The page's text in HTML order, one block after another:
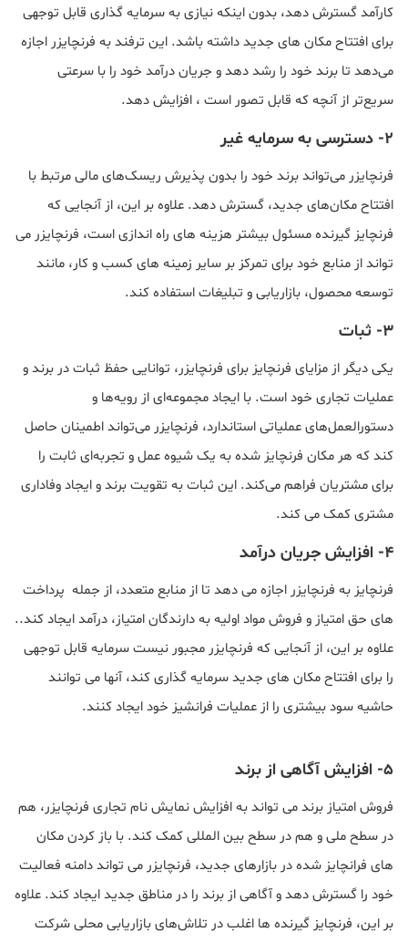
کارآمد گسترش دهد، بدون اینکه نیازی به سرمایه گذاری قابل توجهی
برای افتتاح مکان های جدید داشته باشد. این ترفند به فرنچایزر اجازه
می‌دهد تا برند خود را رشد دهد و جریان درآمد خود را با سرعتی
سریع‌تر از آنچه که قابل تصور است ، افزایش دهد.
2- دسترسی به سرمایه غیر
فرنچایزر می‌تواند برند خود را بدون پذیرش ریسک‌های مالی مرتبط با
افتتاح مکان‌های جدید، گسترش دهد. علاوه بر این، از آنجایی که
فرنچایز گیرنده مسئول بیشتر هزینه های راه اندازی است، فرنچایزر می
تواند از منابع خود برای تمرکز بر سایر زمینه های کسب و کار، مانند
توسعه محصول، بازاریابی و تبلیغات استفاده کند.
3- ثبات
یکی دیگر از مزایای فرنچایز برای فرنچایزر، توانایی حفظ ثبات در برند و
عملیات تجاری خود است. با ایجاد مجموعه‌ای از رویه‌ها و
دستورالعمل‌های عملیاتی استاندارد، فرنچایزر می‌تواند اطمینان حاصل
کند که هر مکان فرنچایز شده به یک شیوه عمل و تجربه‌ای ثابت را
برای مشتریان فراهم می‌کند. این ثبات به تقویت برند و ایجاد وفاداری
مشتری کمک می کند.
4- افزایش جریان درآمد
فرنچایز به فرنچایزر اجازه می دهد تا از منابع متعدد، از جمله پرداخت
های حق امتیاز و فروش مواد اولیه به دارندگان امتیاز، درآمد ایجاد کند..
علاوه بر این، از آنجایی که فرنچایزر مجبور نیست سرمایه قابل توجهی
را برای افتتاح مکان های جدید سرمایه گذاری کند، آنها می توانند
حاشیه سود بیشتری را از عملیات فرانشیز خود ایجاد کنند.
5- افزایش آگاهی از برند
فروش امتیاز برند می تواند به افزایش نمایش نام تجاری فرنچایزر، هم
در سطح ملی و هم در سطح بین المللی کمک کند. با باز کردن مکان
های فرانچایز شده در بازارهای جدید، فرنچایزر می تواند دامنه فعالیت
خود را گسترش دهد و آگاهی از برند را در مناطق جدید ایجاد کند. علاوه
بر این، فرنچایز گیرنده ها اغلب در تلاش‌های بازاریابی محلی شرکت